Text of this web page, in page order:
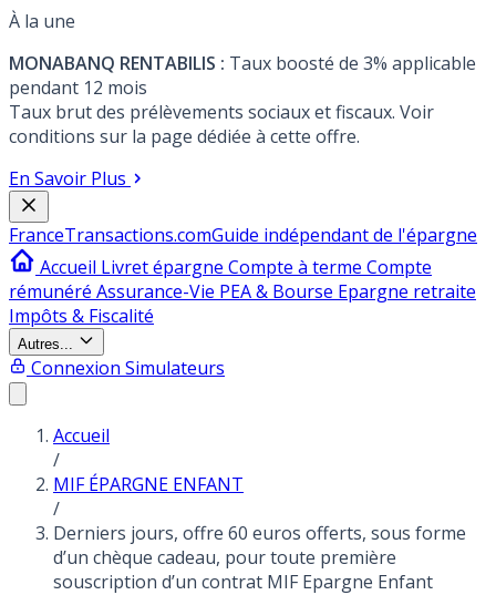
À la une
MONABANQ RENTABILIS : Taux boosté de 3% applicable
pendant 12 mois
Taux brut des prélèvements sociaux et fiscaux. Voir
conditions sur la page dédiée à cette offre.
En Savoir Plus
FranceTransactions.comGuide indépendant de l'épargne
Accueil Livret épargne Compte à terme Compte
rémunéré Assurance-Vie PEA & Bourse Epargne retraite
Impôts & Fiscalité
Autres...
Connexion Simulateurs
Accueil
/
MIF ÉPARGNE ENFANT
/
Derniers jours, offre 60 euros offerts, sous forme
d’un chèque cadeau, pour toute première
souscription d’un contrat MIF Epargne Enfant